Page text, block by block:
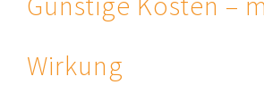
Wirkung